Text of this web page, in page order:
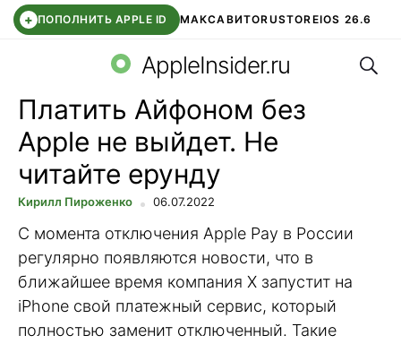
+ ПОПОЛНИТЬ APPLE ID МАКСАВИТОRUSTOREIOS 26.6
СБЕР КИДС ВТБ ОНЛАЙН ЧАТ В ROBLOX
AppleInsider.ru
Платить Айфоном без
Apple не выйдет. Не
читайте ерунду
Кирилл Пироженко 06.07.2022
С момента отключения Apple Pay в России
регулярно появляются новости, что в
ближайшее время компания Х запустит на
iPhone свой платежный сервис, который
полностью заменит отключенный. Такие